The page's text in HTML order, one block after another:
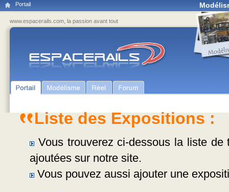
Portail
www.espacerails.com, la passion avant tout
Liste des Expositions :
Vous trouverez ci-dessous la liste
ajoutées sur notre site.
Vous pouvez aussi ajouter une